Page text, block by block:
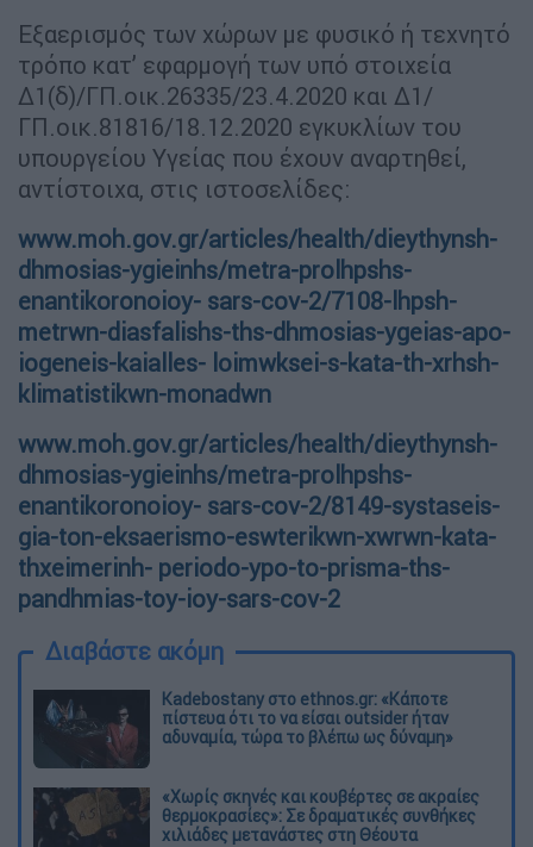
Εξαερισμός των χώρων με φυσικό ή τεχνητό
τρόπο κατ’ εφαρμογή των υπό στοιχεία
Δ1(δ)/ΓΠ.οικ.26335/23.4.2020 και Δ1/
ΓΠ.οικ.81816/18.12.2020 εγκυκλίων του
υπουργείου Υγείας που έχουν αναρτηθεί,
αντίστοιχα, στις ιστοσελίδες:
www.moh.gov.gr/articles/health/dieythynsh-
dhmosias-ygieinhs/metra-prolhpshs-
enantikoronoioy- sars-cov-2/7108-lhpsh-
metrwn-diasfalishs-ths-dhmosias-ygeias-apo-
iogeneis-kaialles- loimwksei-s-kata-th-xrhsh-
klimatistikwn-monadwn
www.moh.gov.gr/articles/health/dieythynsh-
dhmosias-ygieinhs/metra-prolhpshs-
enantikoronoioy- sars-cov-2/8149-systaseis-
gia-ton-eksaerismo-eswterikwn-xwrwn-kata-
thxeimerinh- periodo-ypo-to-prisma-ths-
pandhmias-toy-ioy-sars-cov-2
Διαβάστε ακόμη
Kadebostany στο ethnos.gr: «Κάποτε
πίστευα ότι το να είσαι outsider ήταν
αδυναμία, τώρα το βλέπω ως δύναμη»
«Χωρίς σκηνές και κουβέρτες σε ακραίες
θερμοκρασίες»: Σε δραματικές συνθήκες
χιλιάδες μετανάστες στη Θέουτα